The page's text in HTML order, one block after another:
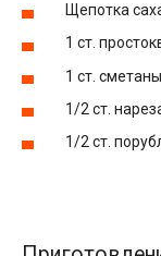
Щепотка
1 ст.
1 ст. сметаны
1/2 ст.
1/2 ст.